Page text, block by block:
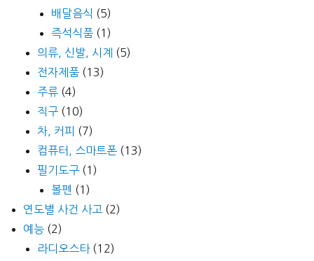
배달음식 (5)
즉석식품 (1)
의류, 신발, 시계 (5)
전자제품 (13)
주류 (4)
직구 (10)
차, 커피 (7)
컴퓨터, 스마트폰 (13)
필기도구 (1)
볼펜 (1)
연도별 사건 사고 (2)
예능 (2)
라디오스타(12)